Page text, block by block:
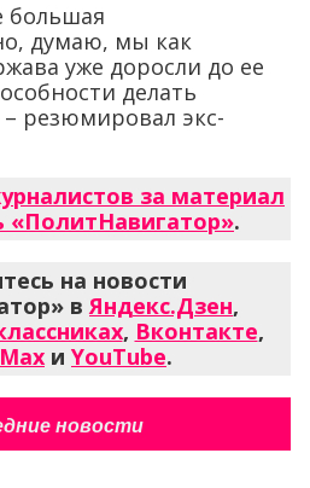
большая
думаю, мы как
уже доросли до ее
делать
резюмировал экс-
за материал
«ПолитНавигатор».
на новости
вЯндекс.Дзен,
, Вконтакте,
Max и YouTube.
новости